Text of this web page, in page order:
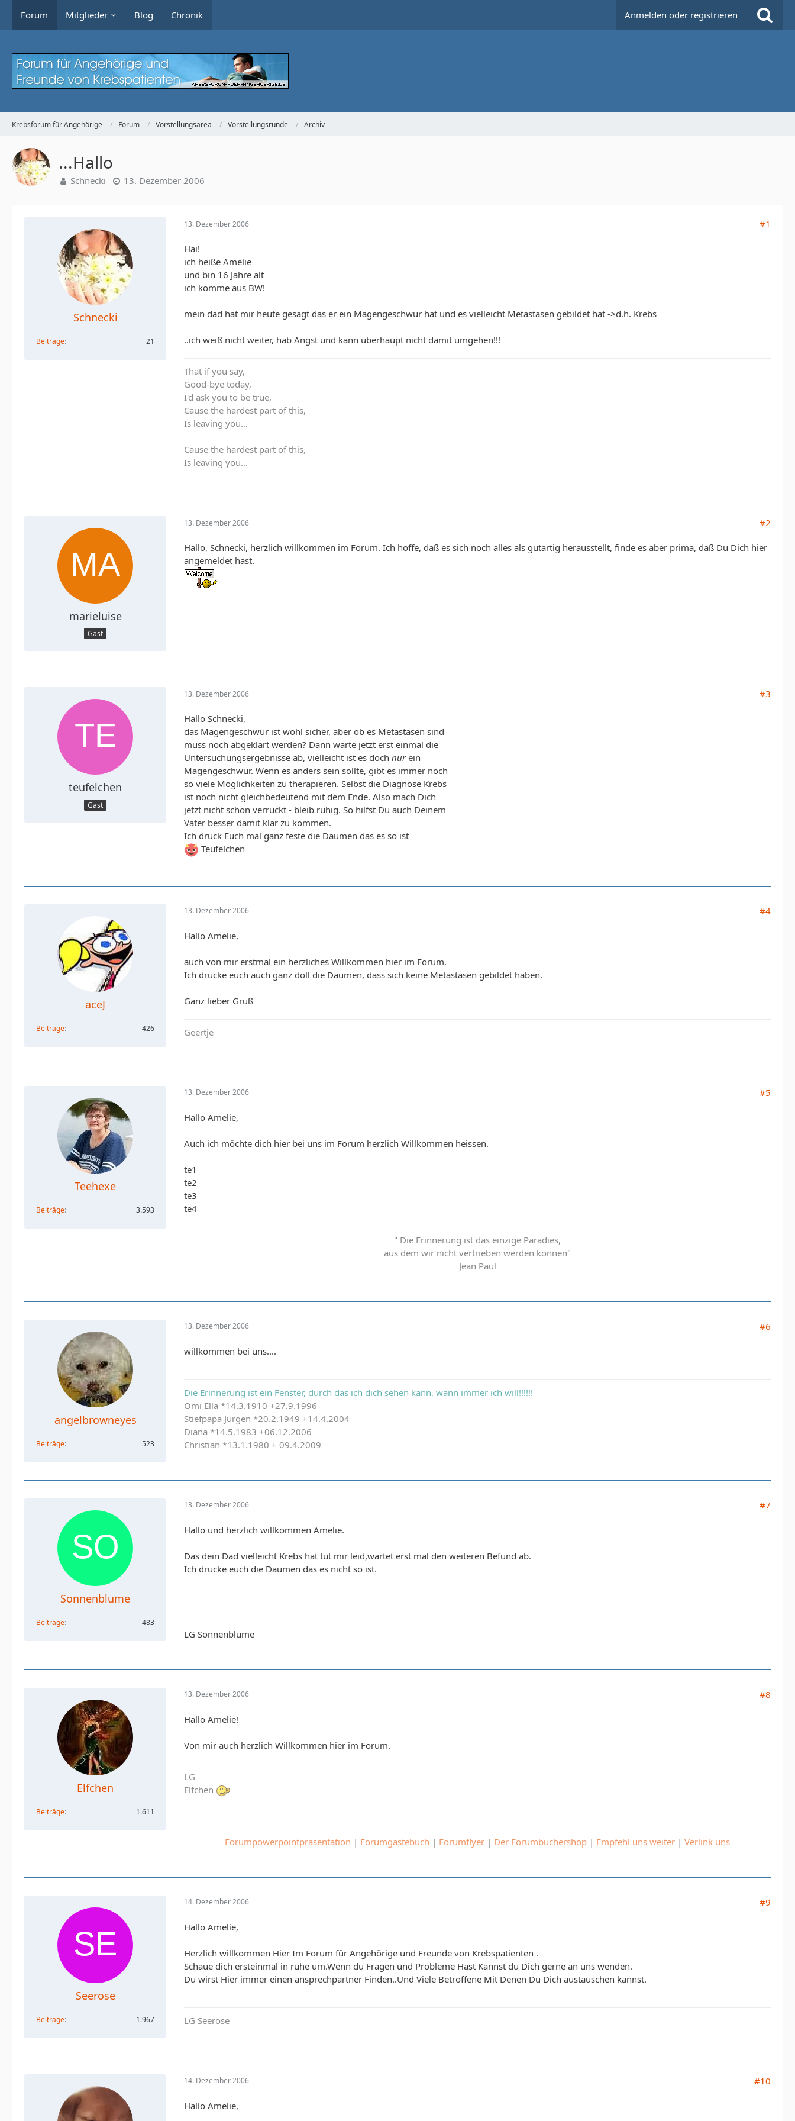
Forum Mitglieder Blog Chronik Anmelden oder registrieren
Krebsforum für Angehörige Forum Vorstellungsarea Vorstellungsrunde Archiv
...Hallo
Schnecki 13. Dezember 2006
Schnecki
Beiträge 21
13. Dezember 2006 #1
Hai!
ich heiße Amelie
und bin 16 Jahre alt
ich komme aus BW!
mein dad hat mir heute gesagt das er ein Magengeschwür hat und es vielleicht Metastasen gebildet hat ->d.h. Krebs
..ich weiß nicht weiter, hab Angst und kann überhaupt nicht damit umgehen!!!
That if you say,
Good-bye today,
I'd ask you to be true,
Cause the hardest part of this,
Is leaving you...
Cause the hardest part of this,
Is leaving you...
marieluise
Gast
13. Dezember 2006 #2
Hallo, Schnecki, herzlich willkommen im Forum. Ich hoffe, daß es sich noch alles als gutartig herausstellt, finde es aber prima, daß Du Dich hier
angemeldet hast.
teufelchen
Gast
13. Dezember 2006 #3
Hallo Schnecki,
das Magengeschwür ist wohl sicher, aber ob es Metastasen sind
muss noch abgeklärt werden? Dann warte jetzt erst einmal die
Untersuchungsergebnisse ab, vielleicht ist es doch nurein
Magengeschwür. Wenn es anders sein sollte, gibt es immer noch
so viele Möglichkeiten zu therapieren. Selbst die Diagnose Krebs
ist noch nicht gleichbedeutend mit dem Ende. Also mach Dich
jetzt nicht schon verrückt - bleib ruhig. So hilfst Du auch Deinem
Vater besser damit klar zu kommen.
Ich drück Euch mal ganz feste die Daumen das es so ist
Teufelchen
aceJ
Beiträge 426
13. Dezember 2006 #4
Hallo Amelie,
auch von mir erstmal ein herzliches Willkommen hier im Forum.
Ich drücke euch auch ganz doll die Daumen, dass sich keine Metastasen gebildet haben.
Ganz lieber Gruß
Geertje
Teehexe
Beiträge 3.593
13. Dezember 2006 #5
Hallo Amelie,
Auch ich möchte dich hier bei uns im Forum herzlich Willkommen heissen.
te1
te2
te3
te4
" Die Erinnerung ist das einzige Paradies,
aus dem wir nicht vertrieben werden können"
Jean Paul
angelbrowneyes
Beiträge 523
13. Dezember 2006 #6
willkommen bei uns....
Die Erinnerung ist ein Fenster, durch das ich dich sehen kann, wann immer ich will!!!!!!
Omi Ella *14.3.1910 +27.9.1996
Stiefpapa Jürgen *20.2.1949 +14.4.2004
Diana *14.5.1983 +06.12.2006
Christian *13.1.1980 + 09.4.2009
Sonnenblume
Beiträge 483
13. Dezember 2006 #7
Hallo und herzlich willkommen Amelie.
Das dein Dad vielleicht Krebs hat tut mir leid,wartet erst mal den weiteren Befund ab.
Ich drücke euch die Daumen das es nicht so ist.
LG Sonnenblume
Elfchen
Beiträge 1.611
13. Dezember 2006 #8
Hallo Amelie!
Von mir auch herzlich Willkommen hier im Forum.
LG
Elfchen
Forumpowerpointpräsentation | Forumgästebuch | Forumflyer | Der Forumbüchershop | Empfehl uns weiter | Verlink uns
Seerose
Beiträge 1.967
14. Dezember 2006 #9
Hallo Amelie,
Herzlich willkommen Hier Im Forum für Angehörige und Freunde von Krebspatienten .
Schaue dich ersteinmal in ruhe um.Wenn du Fragen und Probleme Hast Kannst du Dich gerne an uns wenden.
Du wirst Hier immer einen ansprechpartner Finden..Und Viele Betroffene Mit Denen Du Dich austauschen kannst.
LG Seerose
14. Dezember 2006 #10
Hallo Amelie,